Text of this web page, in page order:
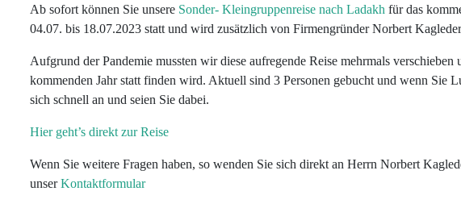
/
Ozean
Kenia
Madagaskar
Namibia
Südafrika
Tansania
Lateinamerika
Bolivien
Brasilien
Chile
Costa
Rica
Europa
Staaten
Bulgarien
Asien
Bhutan
Georgien
Indien
Ladakh
Indien
Sikkim
Oman
Gruppenreisen
Norbert’s
Gruppenreisen
Gruppenreisen
Service
im
uns
Kontakt
Aktuelles
Newsletter
Reisen
auf
Infos
zu
unseren
Klimaschutz
Buchungsabwicklung
Reiseversicherungen
Ab sofort können Sie unsere Sonder- Kleingruppenreise nach Ladakh für das
04.07. bis 18.07.2023 statt und wird zusätzlich von Firmengründer Norbert
Aufgrund der Pandemie mussten wir diese aufregende Reise mehrmals
kommenden Jahr statt finden wird. Aktuell sind 3 Personen gebucht und wenn Sie
sich schnell an und seien Sie dabei.
Hier geht’s direkt zur Reise
Wenn Sie weitere Fragen haben, so wenden Sie sich direkt an Herrn Norbert
unserKontaktformular